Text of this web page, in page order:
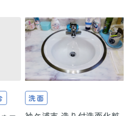
洗面